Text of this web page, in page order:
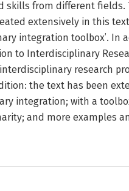
skills from different
extensively in this
integration toolbox’.
to Interdisciplinary
research
the text has been
integration; with a
and more examples